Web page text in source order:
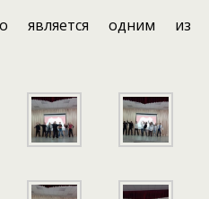
является одним из